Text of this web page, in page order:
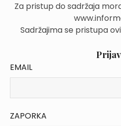
Za pristup do sadržaja
Sadržajima se pristupa
EMAIL
ZAPORKA